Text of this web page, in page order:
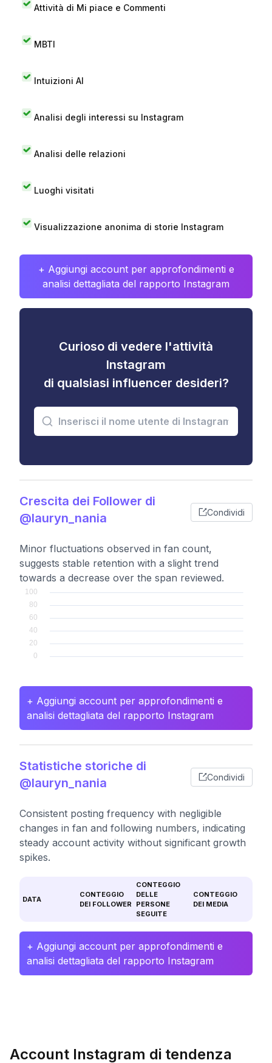
Attività di Mi piace e Commenti
MBTI
Intuizioni AI
Analisi degli interessi su Instagram
Analisi delle relazioni
Luoghi visitati
Visualizzazione anonima di storie Instagram
+ Aggiungi account per approfondimenti e
analisi dettagliata del rapporto Instagram
Curioso di vedere l'attività
Instagram
di qualsiasi influencer desideri?
Crescita dei Follower di
@lauryn_nania
Condividi
Minor fluctuations observed in fan count,
suggests stable retention with a slight trend
towards a decrease over the span reviewed.
+ Aggiungi account per approfondimenti e
analisi dettagliata del rapporto Instagram
Statistiche storiche di
@lauryn_nania
Condividi
Consistent posting frequency with negligible
changes in fan and following numbers, indicating
steady account activity without significant growth
spikes.
DATA
CONTEGGIO
DEI FOLLOWER
CONTEGGIO
DELLE
PERSONE
SEGUITE
CONTEGGIO
DEI MEDIA
+ Aggiungi account per approfondimenti e
analisi dettagliata del rapporto Instagram
Account Instagram di tendenza